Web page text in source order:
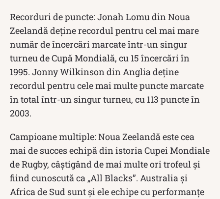
Recorduri de puncte: Jonah Lomu din Noua
Zeelandă deține recordul pentru cel mai mare
număr de încercări marcate într-un singur
turneu de Cupă Mondială, cu 15 încercări în
1995. Jonny Wilkinson din Anglia deține
recordul pentru cele mai multe puncte marcate
în total într-un singur turneu, cu 113 puncte în
2003.
Campioane multiple: Noua Zeelandă este cea
mai de succes echipă din istoria Cupei Mondiale
de Rugby, câștigând de mai multe ori trofeul și
fiind cunoscută ca „All Blacks”. Australia și
Africa de Sud sunt și ele echipe cu performanțe